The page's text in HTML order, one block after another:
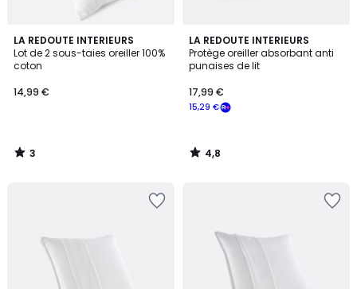
LA REDOUTE INTERIEURS
Lot de 2 sous-taies oreiller 100%
coton
14,99 €
3
/
5
3
/
LA REDOUTE INTERIEURS
Protège oreiller absorbant anti
punaises de lit
15,29 €
17,99 €
4,8
/ 5
4,8
/